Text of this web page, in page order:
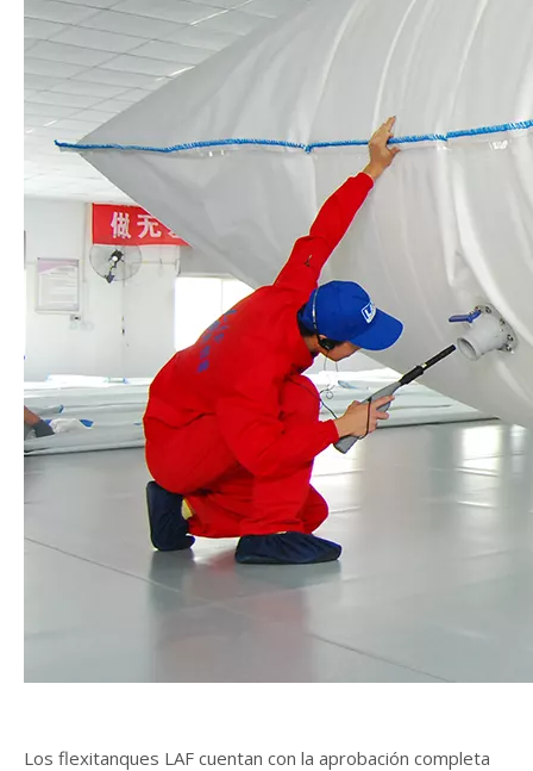
Los flexitanques LAF cuentan con la aprobación completa